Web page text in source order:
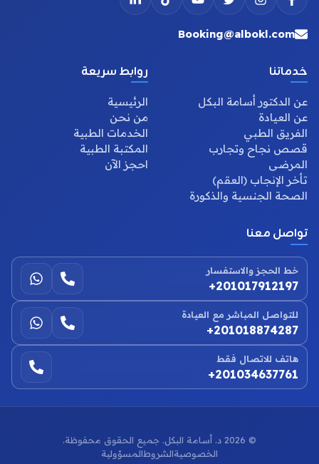
Booking@albokl.com
خدماتنا
عن الدكتور أسامة البكل
عن العيادة
الفريق الطبي
قصص نجاح وتجارب
المرضى
تأخر الإنجاب (العقم)
الصحة الجنسية والذكورة
روابط سريعة
الرئيسية
من نحن
الخدمات الطبية
المكتبة الطبية
احجز الآن
تواصل معنا
خط الحجز والاستفسار
+201017912197
للتواصل المباشر مع العيادة
+201018874287
هاتف للاتصال فقط
+201034637761
©
2026 د. أسامة البكل. جميع الحقوق محفوظة.
الخصوصيةالشروطالمسؤولية